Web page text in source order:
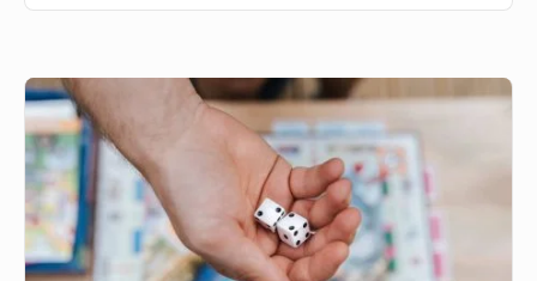
Comment
s’amuser
en
famille
avec
des